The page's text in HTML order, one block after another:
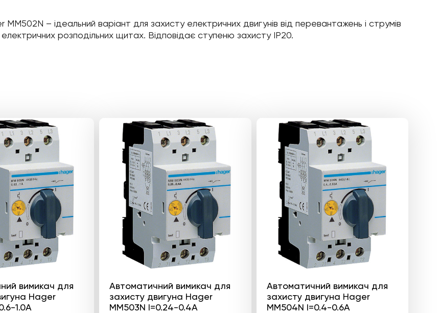
– ідеальний варіант для захисту електричних двигунів від перевантажень і струмів
розподільних щитах. Відповідає ступеню захисту IP20.
вимикач для
Hager
1.0А
Автоматичний вимикач для
захисту двигуна Hager
MM503N I=0.24-0.4А
Автоматичний вимикач для
захисту двигуна Hager
MM504N I=0.4-0.6А